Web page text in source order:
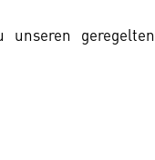
geregelten